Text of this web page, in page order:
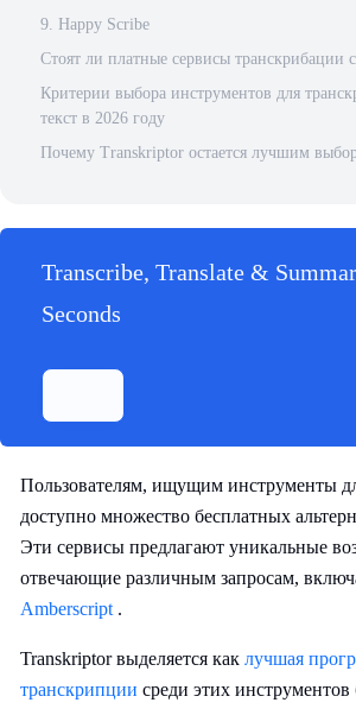
9. Happy Scribe
Стоят ли платные сервисы транскрибации
Критерии выбора инструментов для
текст в 2026 году
Почему Transkriptor остается лучшим
Transcribe, Translate &
Seconds
Пользователям, ищущим инструменты
доступно множество бесплатных
Эти сервисы предлагают уникальные
отвечающие различным запросам,
Amberscript .
Transkriptor выделяется как лучшая
транскрипции среди этих инструментов